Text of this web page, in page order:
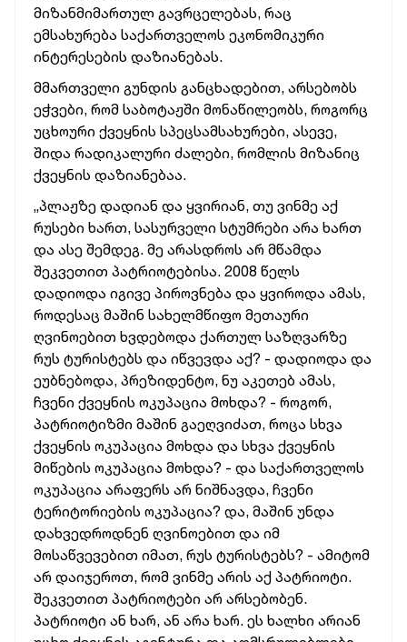
მიზანმიმართულ გავრცელებას, რაც
ემსახურება საქართველოს ეკონომიკური
ინტერესების დაზიანებას.
მმართველი გუნდის განცხადებით, არსებობს
ეჭვები, რომ საბოტაჟში მონაწილეობს, როგორც
უცხოური ქვეყნის სპეცსამსახურები, ასევე,
შიდა რადიკალური ძალები, რომლის მიზანიც
ქვეყნის დაზიანებაა.
„პლაჟზე დადიან და ყვირიან, თუ ვინმე აქ
რუსები ხართ, სასურველი სტუმრები არა ხართ
და ასე შემდეგ. მე არასდროს არ მწამდა
შეკვეთით პატრიოტებისა. 2008 წელს
დადიოდა იგივე პიროვნება და ყვიროდა ამას,
როდესაც მაშინ სახელმწიფო მეთაური
ღვინოებით ხვდებოდა ქართულ საზღვარზე
რუს ტურისტებს და იწვევდა აქ? - დადიოდა და
ეუბნებოდა, პრეზიდენტო, ნუ აკეთებ ამას,
ჩვენი ქვეყნის ოკუპაცია მოხდა? - როგორ,
პატრიოტიზმი მაშინ გაეღვიძათ, როცა სხვა
ქვეყნის ოკუპაცია მოხდა და სხვა ქვეყნის
მიწების ოკუპაცია მოხდა? - და საქართველოს
ოკუპაცია არაფერს არ ნიშნავდა, ჩვენი
ტერიტორიების ოკუპაცია? და, მაშინ უნდა
დახვედროდნენ ღვინოებით და იმ
მოსაწვევებით იმათ, რუს ტურისტებს? - ამიტომ
არ დაიჯეროთ, რომ ვინმე არის აქ პატრიოტი.
შეკვეთით პატრიოტები არ არსებობენ.
პატრიოტი ან ხარ, ან არა ხარ. ეს ხალხი არიან